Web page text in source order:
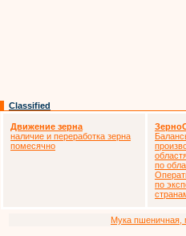
Classified
Движение зерна
наличие и переработка зерна
помесячно
по
по
Мука пшеничная,